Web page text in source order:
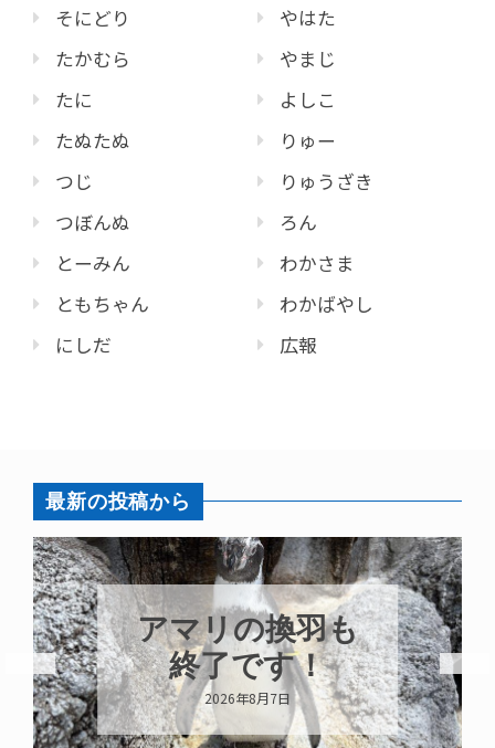
そにどり
たかむら
たに
たぬたぬ
つじ
つぼんぬ
とーみん
ともちゃん
にしだ
やはた
やまじ
よしこ
りゅー
りゅうざき
ろん
わかさま
わかばやし
広報
最新の投稿から
トビウオ幼魚展
示中！
2026年8月6日